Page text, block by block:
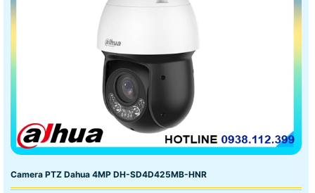
Camera PTZ Dahua 4MP DH-SD4D425MB-HNR